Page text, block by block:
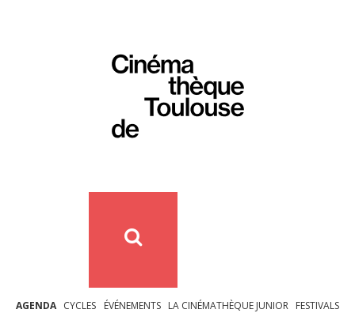
AGENDA CYCLES ÉVÉNEMENTS LA CINÉMATHÈQUE JUNIOR FESTIVALS